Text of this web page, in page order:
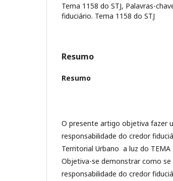
Tema 1158 do STJ, Palavras-
fiduciário. Tema 1158 do STJ
Resumo
Resumo
O presente artigo objetiva fazer
responsabilidade do credor
Territorial Urbano a luz do TEMA
Objetiva-se demonstrar como
responsabilidade do credor